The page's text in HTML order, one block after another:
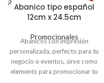
Abanico tipo español
12cm x 24.5cm
Promocionales
Abanicos con impresión
personalizada, perfecto para tu
negocio o eventos, sirve como
elemento para promocionar tu